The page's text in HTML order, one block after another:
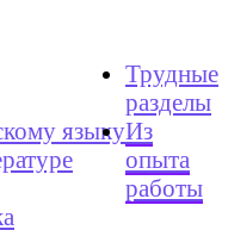
языку
Трудные
разделы
Из
опыта
работы